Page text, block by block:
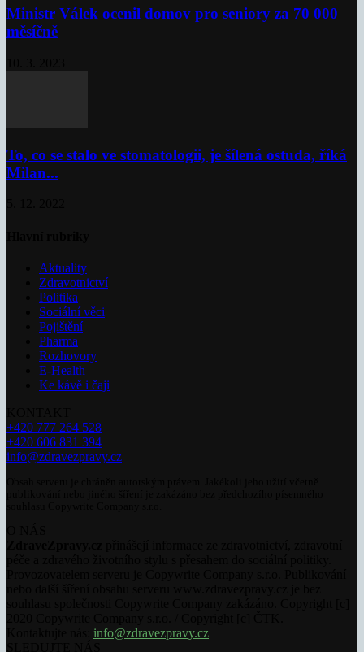
Ministr Válek ocenil domov pro seniory za 70 000
měsíčně
To, co se stalo ve stomatologii, je šílená ostuda, říká
Milan...
Aktuality
Zdravotnictví
Politika
Sociální věci
Pojištění
Pharma
Rozhovory
E-Health
Ke kávě i čaji
+420 777 264 528
+420 606 831 394
info@zdravezpravy.cz
info@zdravezpravy.cz